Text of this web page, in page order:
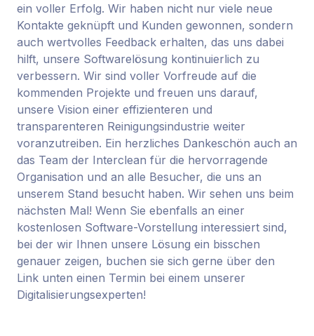
ein voller Erfolg. Wir haben nicht nur viele neue
Kontakte geknüpft und Kunden gewonnen, sondern
auch wertvolles Feedback erhalten, das uns dabei
hilft, unsere Softwarelösung kontinuierlich zu
verbessern. Wir sind voller Vorfreude auf die
kommenden Projekte und freuen uns darauf,
unsere Vision einer effizienteren und
transparenteren Reinigungsindustrie weiter
voranzutreiben. Ein herzliches Dankeschön auch an
das Team der Interclean für die hervorragende
Organisation und an alle Besucher, die uns an
unserem Stand besucht haben. Wir sehen uns beim
nächsten Mal! Wenn Sie ebenfalls an einer
kostenlosen Software-Vorstellung interessiert sind,
bei der wir Ihnen unsere Lösung ein bisschen
genauer zeigen, buchen sie sich gerne über den
Link unten einen Termin bei einem unserer
Digitalisierungsexperten!